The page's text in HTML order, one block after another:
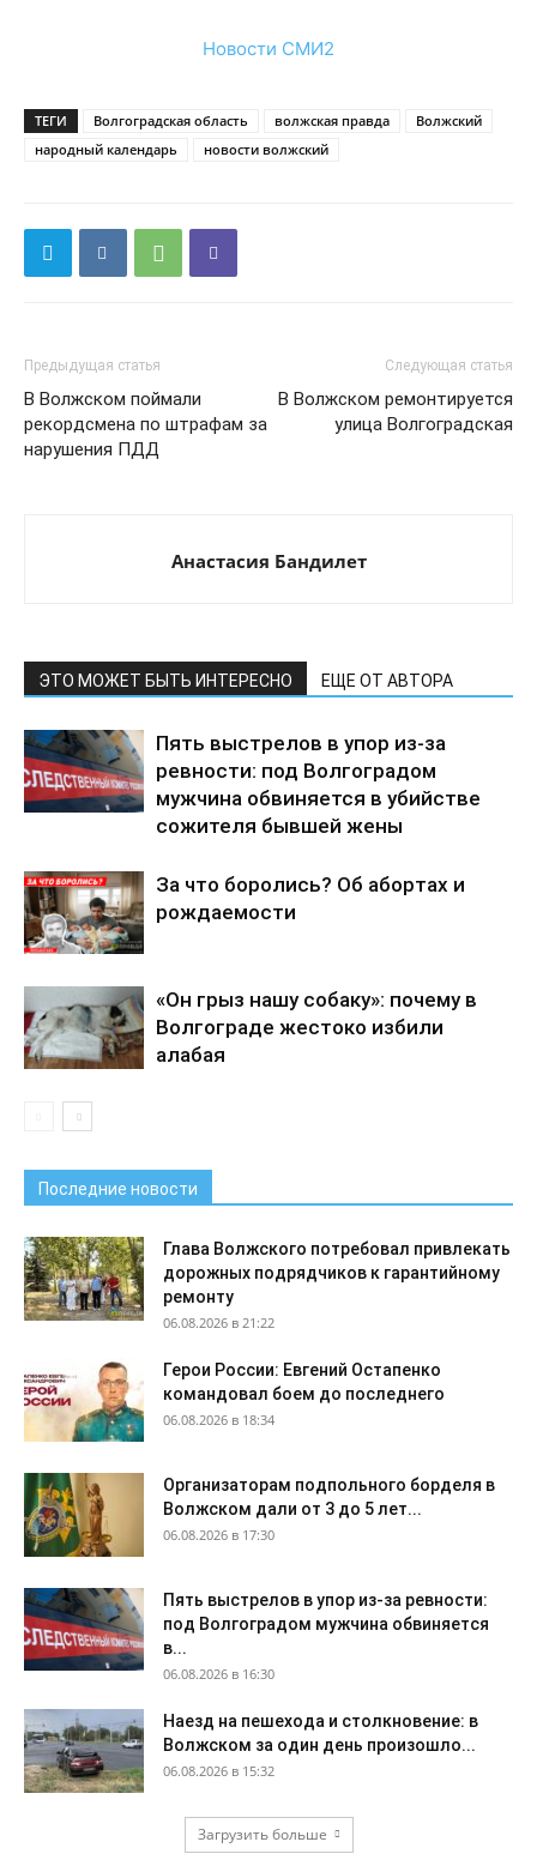
Новости СМИ2
ТЕГИ Волгоградская область волжская правда
Волжский
народный календарь
новости волжский
Предыдущая статья
В Волжском поймали
рекордсмена по штрафам за
нарушения ПДД
Следующая статья
В Волжском ремонтируется
улица Волгоградская
Анастасия Бандилет
ЭТО МОЖЕТ БЫТЬ ИНТЕРЕСНО ЕЩЕ ОТ АВТОРА
Пять выстрелов в упор из-за
ревности: под Волгоградом
мужчина обвиняется в убийстве
сожителя бывшей жены
За что боролись? Об абортах и
рождаемости
«Он грыз нашу собаку»: почему в
Волгограде жестоко избили
алабая
Последние новости
Глава Волжского потребовал привлекать
дорожных подрядчиков к гарантийному
ремонту
06.08.2026 в 21:22
Герои России: Евгений Остапенко
командовал боем до последнего
06.08.2026 в 18:34
Организаторам подпольного борделя в
Волжском дали от 3 до 5 лет...
06.08.2026 в 17:30
Пять выстрелов в упор из-за ревности:
под Волгоградом мужчина обвиняется
в...
06.08.2026 в 16:30
Наезд на пешехода и столкновение: в
Волжском за один день произошло...
06.08.2026 в 15:32
Загрузить больше